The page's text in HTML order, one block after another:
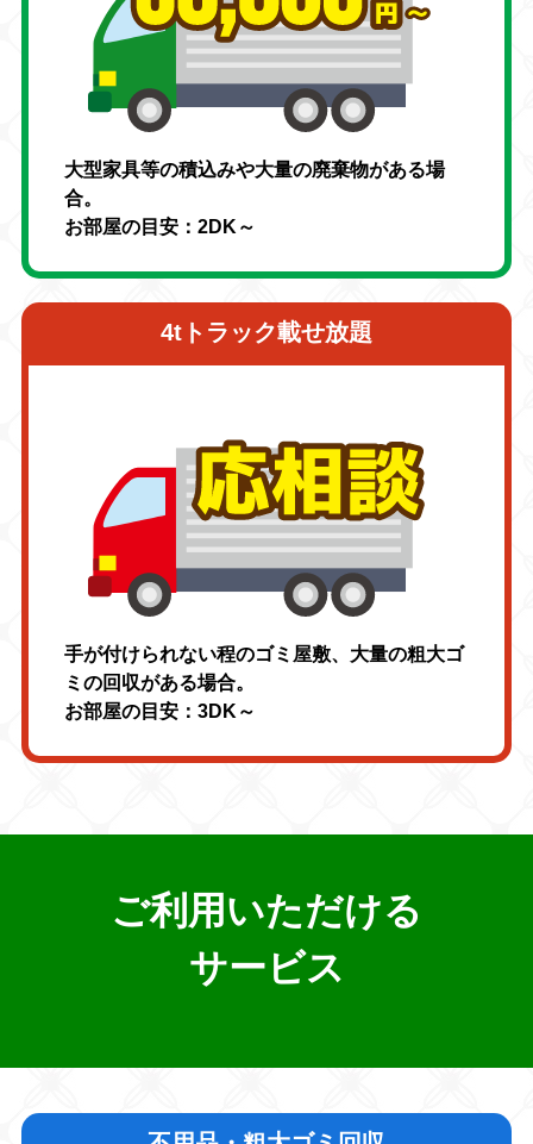
大型家具等の積込みや大量の廃棄物がある場
合。
お部屋の目安：2DK～
4tトラック載せ放題
手が付けられない程のゴミ屋敷、大量の粗大ゴ
ミの回収がある場合。
お部屋の目安：3DK～
ご利用いただける
サービス